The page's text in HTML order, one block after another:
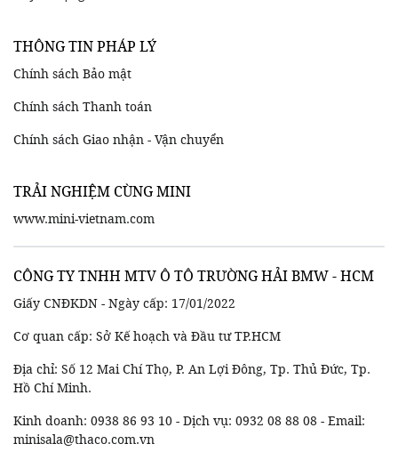
THÔNG TIN PHÁP LÝ
Chính sách Bảo mật
Chính sách Thanh toán
Chính sách Giao nhận - Vận chuyển
TRẢI NGHIỆM CÙNG MINI
www.mini-vietnam.com
CÔNG TY TNHH MTV Ô TÔ TRƯỜNG HẢI BMW - HCM
Giấy CNĐKDN - Ngày cấp: 17/01/2022
Cơ quan cấp: Sở Kế hoạch và Đầu tư TP.HCM
Địa chỉ: Số 12 Mai Chí Thọ, P. An Lợi Đông, Tp. Thủ Đức, Tp.
Hồ Chí Minh.
Kinh doanh: 0938 86 93 10 - Dịch vụ: 0932 08 88 08 - Email:
minisala@thaco.com.vn